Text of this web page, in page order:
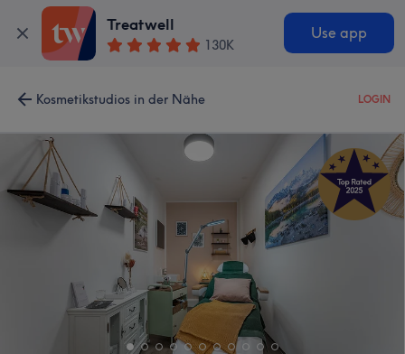
Treatwell
130K
Use app
Kosmetikstudios in der Nähe LOGIN